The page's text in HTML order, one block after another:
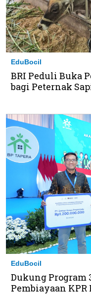
EduBocil
BRI Peduli Buka
bagi Peternak
EduBocil
Dukung Program
Pembiayaan KPR